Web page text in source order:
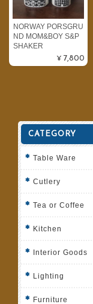
NORWAY PORSGRU
ND MOM&BOY S&P
SHAKER
¥7,800
CATEGORY
Table Ware
Cutlery
Tea or Coffee
Kitchen
Interior Goods
Lighting
Furniture